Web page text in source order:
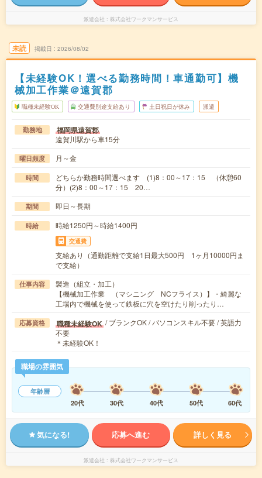
派遣会社 株式会社ワークマンサービス
未読 掲載日 2026/08/02
【未経験OK！選べる勤務時間！車通勤可】機
械加工作業＠遠賀郡
職種未経験OK 交通費別途支給あり 土日祝日が休み 派遣
勤務地 福岡県遠賀郡
遠賀川駅から車15分
曜日頻度 月～金
時間
どちらか勤務時間選べます (1)8：00～17：15 （休憩60
分）(2)8：00～17：15 20…
期間 即日～長期
時給 時給1250円～時給1400円
交通費
支給あり（通勤距離で支給1日最大500円 1ヶ月10000円ま
で支給）
仕事内容
製造（組立・加工）
【機械加工作業 （マシニング NCフライス）】・綺麗な
工場内で機械を使って鉄板に穴を空けたり削ったり…
応募資格 職種未経験OK / ブランクOK / パソコンスキル不要 / 英語力
不要
＊未経験OK！
職場の雰囲気
年齢層
20代
30代 40代 50代 60代
気になる! 応募へ進む 詳しく見る
派遣会社 株式会社ワークマンサービス